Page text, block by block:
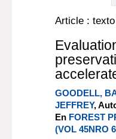
Article :
GOODELL,
JEFFREY,
En FOREST
(VOL 45NRO